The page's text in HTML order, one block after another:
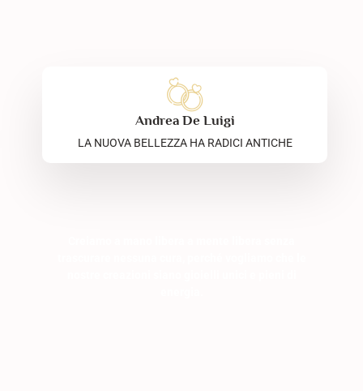
Andrea De Luigi
LA NUOVA BELLEZZA HA RADICI ANTICHE